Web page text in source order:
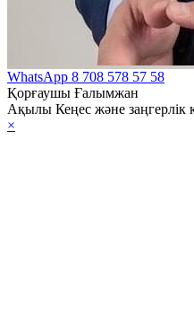
WhatsApp 8 708 578 57 58
Қорғаушы Ғалымжан
Ақылы Кеңес және
×